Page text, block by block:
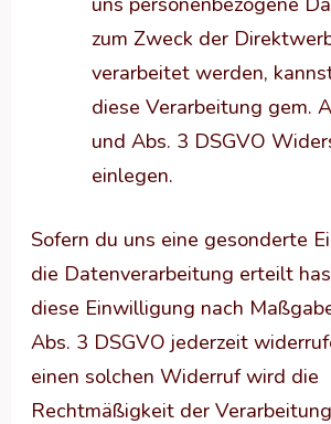
zum Zweck der
verarbeitet werden,
diese Verarbeitung gem.
und Abs. 3 DSGVO
einlegen.
Sofern du uns eine gesonderte
die Datenverarbeitung erteilt
diese Einwilligung nach
Abs. 3 DSGVO jederzeit
einen solchen Widerruf wird die
Rechtmäßigkeit der